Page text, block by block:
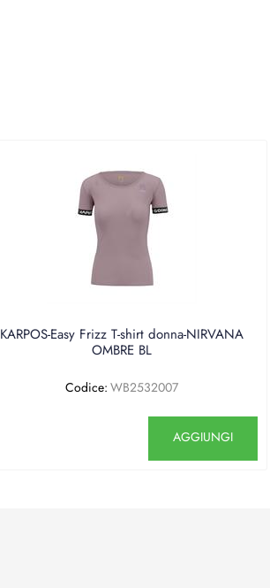
KARPOS-Easy Frizz T-shirt donna-NIRVANA
OMBRE BL
Codice: WB2532007
AGGIUNGI